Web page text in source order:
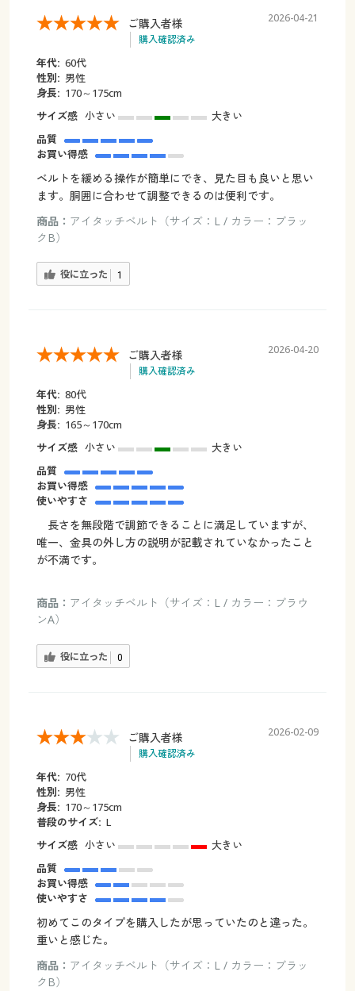
ご購入者様
購入確認済み
2026-04-21
年代: 60代
性別: 男性
身長: 170～175cm
サイズ感 小さい
大きい
品質
お買い得感
ベルトを緩める操作が簡単にでき、見た目も良いと思い
ます。胴囲に合わせて調整できるのは便利です。
商品： アイタッチベルト（サイズ：L / カラー：ブラッ
クB）
役に立った 1
ご購入者様
購入確認済み
2026-04-20
年代: 80代
性別: 男性
身長: 165～170cm
サイズ感 小さい
大きい
品質
お買い得感
使いやすさ
長さを無段階で調節できることに満足していますが、
唯一、金具の外し方の説明が記載されていなかったこと
が不満です。
商品： アイタッチベルト（サイズ：L / カラー：ブラウ
ンA）
役に立った 0
ご購入者様
購入確認済み
2026-02-09
年代: 70代
性別: 男性
身長: 170～175cm
普段のサイズ: L
サイズ感 小さい
大きい
品質
お買い得感
使いやすさ
初めてこのタイプを購入したが思っていたのと違った。
重いと感じた。
商品： アイタッチベルト（サイズ：L / カラー：ブラッ
クB）